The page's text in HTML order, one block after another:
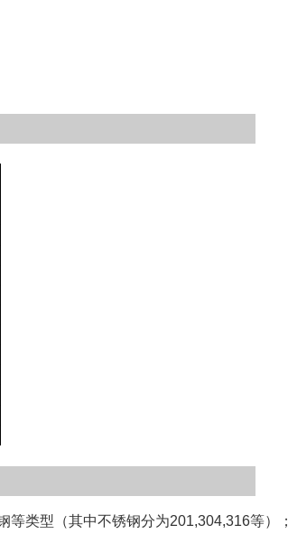
类型（其中不锈钢分为201,304,316等）；